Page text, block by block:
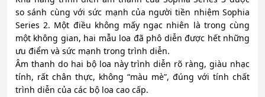
so sánh cùng với sức mạnh của người tiền nhiệm Sophia
Series 2. Một điều không mấy ngạc nhiên là trong cùng
một không gian, hai mẫu loa đã phô diễn được hết những
ưu điểm và sức mạnh trong trình diễn.
Âm thanh do hai bộ loa này trình diễn rõ ràng, giàu nhạc
tính, rất chân thực, không “màu mè”, đúng với tính chất
trình diễn của các bộ loa cao cấp.